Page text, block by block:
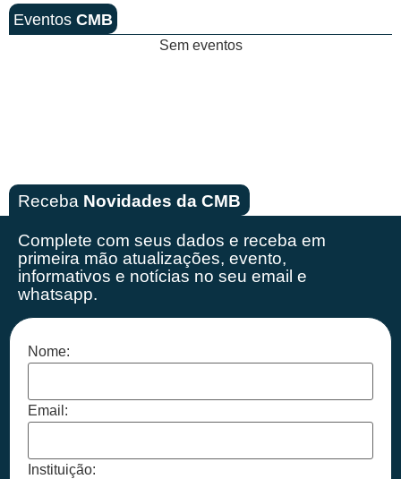
Eventos CMB
Sem eventos
Receba Novidades da CMB
Complete com seus dados e receba em
primeira mão atualizações, evento,
informativos e notícias no seu email e
whatsapp.
Nome:
Email:
Instituição: